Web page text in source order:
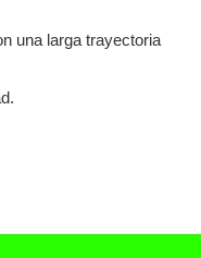
una larga trayectoria